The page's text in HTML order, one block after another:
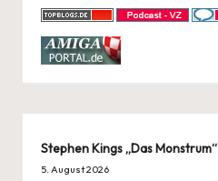
Stephen Kings „Das Monstrum“
5. August 2026